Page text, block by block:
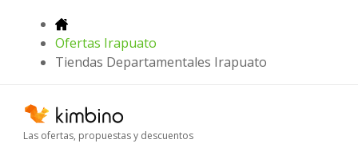
Ofertas Irapuato
Tiendas Departamentales Irapuato
Las ofertas, propuestas y descuentos